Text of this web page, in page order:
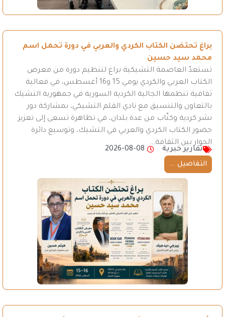
براغ تحتضن الكتاب الكردي والعربي في دورة تحمل اسم
محمد سيد حسين
تستعدّ العاصمة التشيكية براغ لتنظيم دورة من معرض
الكتاب العربي والكردي يومي 15 و16 أغسطس، في فعالية
ثقافية تنظمها الجالية الكردية السورية في جمهورية التشيك
بالتعاون والتنسيق مع نادي القلم التشيكي، بمشاركة دور
نشر كردية وكتّاب من عدة بلدان، في تظاهرة تسعى إلى تعزيز
حضور الكتاب الكردي والعربي في التشيك، وتوسيع دائرة
الحوار بين الثقافة…
تقارير خبرية
2026-08-08
التفاصيل ...